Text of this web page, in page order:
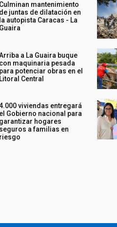
Culminan mantenimiento
de juntas de dilatación en
la autopista Caracas - La
Guaira
a La Guaira buque
con maquinaria pesada
para potenciar obras en el
Litoral Central
viviendas entregará
el Gobierno nacional para
garantizar hogares
seguros a familias en
riesgo